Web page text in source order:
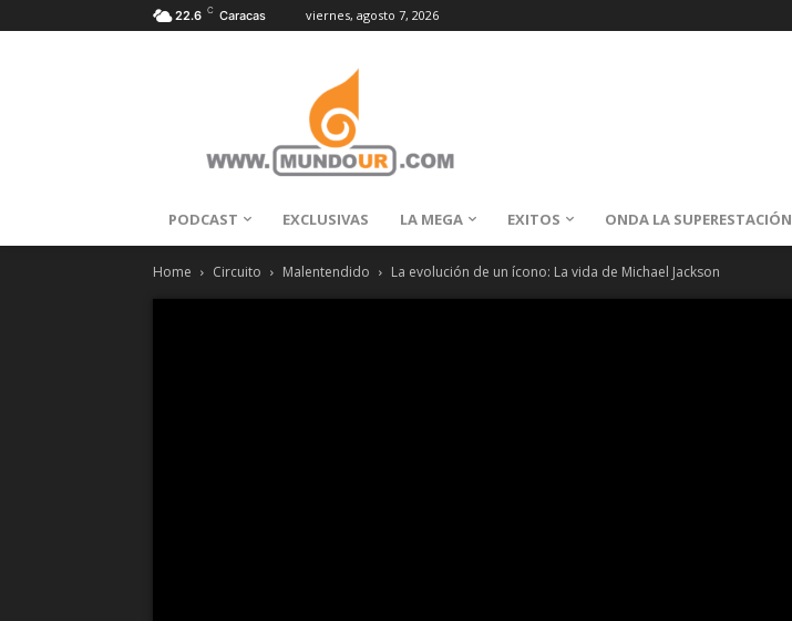
22.6 C Caracas viernes, agosto 7, 2026
PODCAST EXCLUSIVAS LA MEGA EXITOS ONDA LA SUPERESTACIÓN
Home Circuito Malentendido La evolución de un ícono: La vida de Michael Jackson